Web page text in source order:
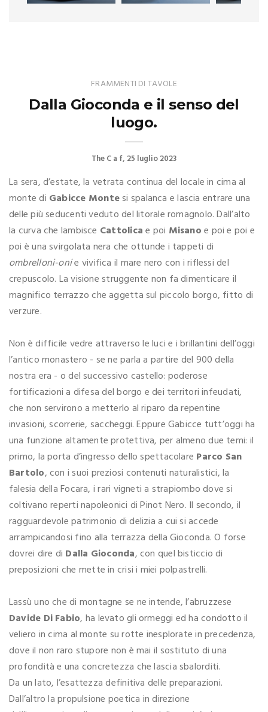
FRAMMENTI DI TAVOLE
Dalla Gioconda e il senso del
luogo.
The C a f 25 luglio 2023
La sera, d’estate, la vetrata continua del locale in cima al
monte di Gabicce Montesi spalanca e lascia entrare una
delle più seducenti veduto del litorale romagnolo. Dall’alto
la curva che lambisce Cattolicae poi Misanoe poi e poi e
poi è una svirgolata nera che ottunde i tappeti di
ombrelloni-onie vivifica il mare nero con i riflessi del
crepuscolo. La visione struggente non fa dimenticare il
magnifico terrazzo che aggetta sul piccolo borgo, fitto di
verzure.
Non è difficile vedre attraverso le luci e i brillantini dell’oggi
l’antico monastero - se ne parla a partire del 900 della
nostra era - o del successivo castello: poderose
fortificazioni a difesa del borgo e dei territori infeudati,
che non servirono a metterlo al riparo da repentine
invasioni, scorrerie, saccheggi. Eppure Gabicce tutt’oggi ha
una funzione altamente protettiva, per almeno due temi: il
primo, la porta d’ingresso dello spettacolare Parco San
Bartolo, con i suoi preziosi contenuti naturalistici, la
falesia della Focara, i rari vigneti a strapiombo dove si
coltivano reperti napoleonici di Pinot Nero. Il secondo, il
ragguardevole patrimonio di delizia a cui si accede
arrampicandosi fino alla terrazza della Gioconda. O forse
dovrei dire di Dalla Gioconda, con quel bisticcio di
preposizioni che mette in crisi i miei polpastrelli.
Lassù uno che di montagne se ne intende, l’abruzzese
Davide Di Fabio, ha levato gli ormeggi ed ha condotto il
veliero in cima al monte su rotte inesplorate in precedenza,
dove il non raro stupore non è mai il sostituto di una
profondità e una concretezza che lascia sbalorditi.
Da un lato, l’esattezza definitiva delle preparazioni.
Dall’altro la propulsione poetica in direzione